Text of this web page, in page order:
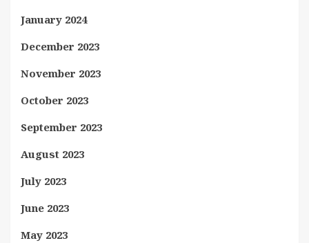
January 2024
December 2023
November 2023
October 2023
September 2023
August 2023
July 2023
June 2023
May 2023